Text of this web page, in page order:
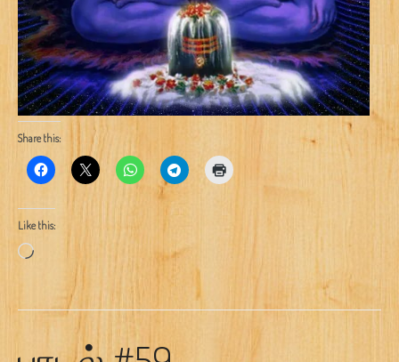
Share this:
Like this:
Loading…